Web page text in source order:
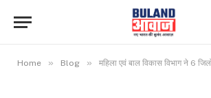
Home » Blog » महिला एवं बाल विकास विभाग ने 6 जिलों के बदले डीपीओ,